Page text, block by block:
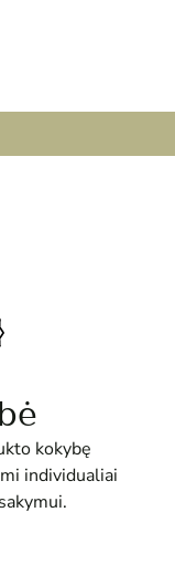
kokybę
individualiai